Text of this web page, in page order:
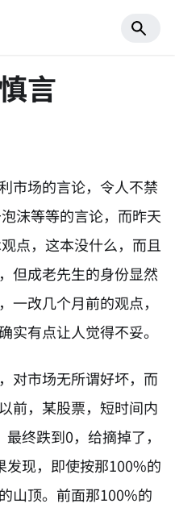
言
市场的言论，令人不禁
沫等等的言论，而昨天
点，这本没什么，而且
但成老先生的身份显然
一改几个月前的观点，
实有点让人觉得不妥。
对市场无所谓好坏，而
前，某股票，短时间内
终跌到0，给摘掉了，
发现，即使按那100%的
山顶。前面那100%的